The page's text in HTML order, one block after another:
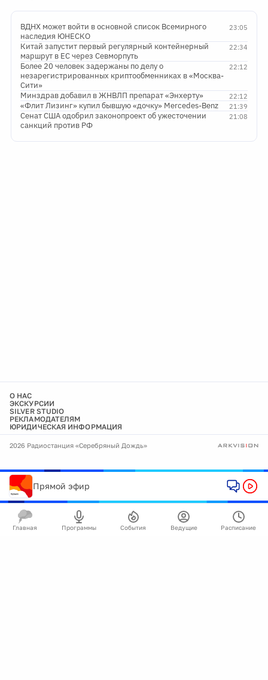
23:05
ВДНХ может войти в основной список Всемирного
наследия ЮНЕСКО
22:34
Китай запустит первый регулярный контейнерный
маршрут в ЕС через Севморпуть
22:12
Более 20 человек задержаны по делу о
незарегистрированных криптообменниках в «Москва-
Сити»
22:12
Минздрав добавил в ЖНВЛП препарат «Энхерту»
21:39
«Флит Лизинг» купил бывшую «дочку» Mercedes-Benz
21:08
Сенат США одобрил законопроект об ужесточении
санкций против РФ
О НАС
ЭКСКУРСИИ
SILVER STUDIO
РЕКЛАМОДАТЕЛЯМ
ЮРИДИЧЕСКАЯ ИНФОРМАЦИЯ
2026 Радиостанция «Серебряный Дождь»
Прямой эфир
Главная Программы События Ведущие Расписание